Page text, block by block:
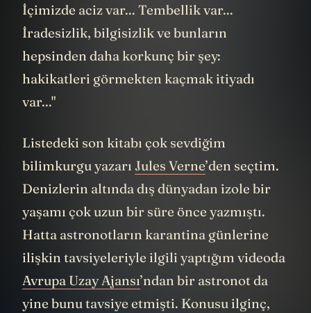
İçimizde aciz var... Tembellik var...
İradesizlik, bilgisizlik ve bunların
hepsinden daha korkunç bir şey:
hakikatleri görmekten kaçmak itiyadı
var..."
Listedeki son kitabı çok sevdiğim
bilimkurgu yazarı Jules Verne’den seçtim.
Denizlerin altında dış dünyadan izole bir
yaşamı çok uzun bir süre önce yazmıştı.
Hatta astronotların karantina günlerine
ilişkin tavsiyeleriyle ilgili yaptığım videoda
Avrupa Uzay Ajansı’ndan bir astronot da
yine bunu tavsiye etmişti. Konusu ilginç,